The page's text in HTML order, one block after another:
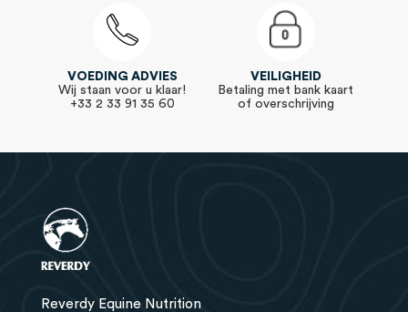
VOEDING ADVIES
Wij staan voor u klaar!
+33 2 33 91 35 60
VEILIGHEID
Betaling met bank kaart
of overschrijving
Reverdy Equine Nutrition